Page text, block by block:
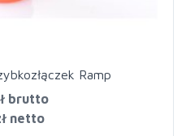
Ramp
brutto
netto